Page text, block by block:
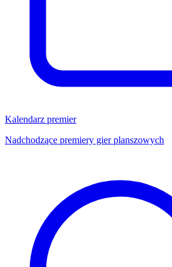
Kalendarz premier
Nadchodzące premiery gier planszowych